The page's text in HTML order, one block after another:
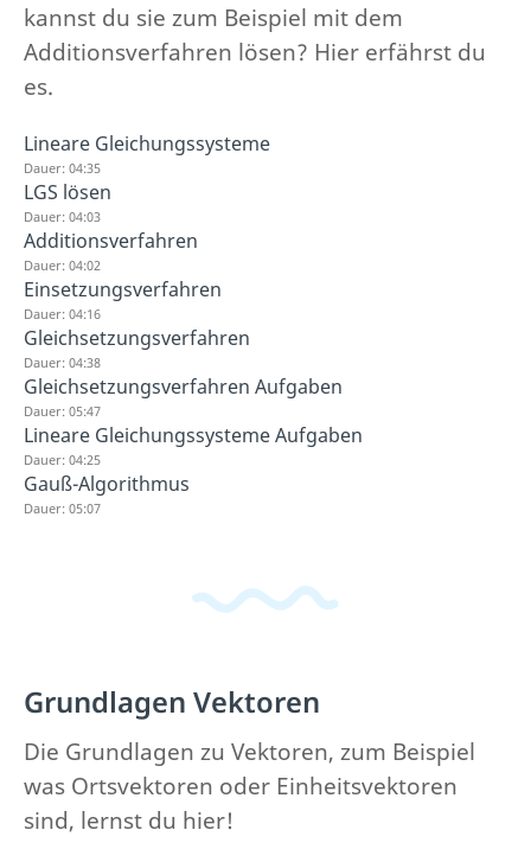
kannst du sie zum Beispiel mit dem
Additionsverfahren lösen? Hier erfährst du
es.
Lineare Gleichungssysteme
Dauer: 04:35
LGS lösen
Dauer: 04:03
Additionsverfahren
Dauer: 04:02
Einsetzungsverfahren
Dauer: 04:16
Gleichsetzungsverfahren
Dauer: 04:38
Gleichsetzungsverfahren Aufgaben
Dauer: 05:47
Lineare Gleichungssysteme Aufgaben
Dauer: 04:25
Gauß-Algorithmus
Dauer: 05:07
Grundlagen Vektoren
Die Grundlagen zu Vektoren, zum Beispiel
was Ortsvektoren oder Einheitsvektoren
sind, lernst du hier!